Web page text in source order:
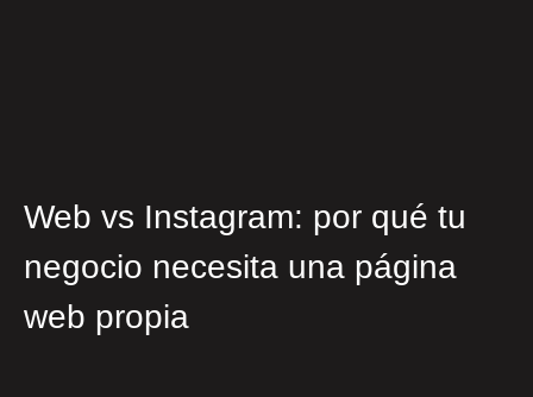
Web vs Instagram: por qué tu
negocio necesita una página
web propia